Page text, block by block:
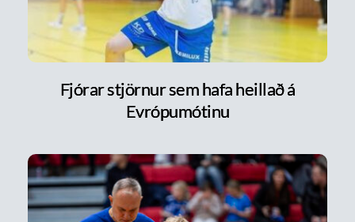
Fjórar stjörnur sem hafa heillað á
Evrópumótinu